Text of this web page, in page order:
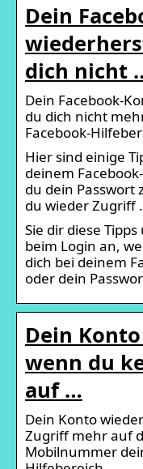
Dein
dich nicht
Dein Facebook-
du dich nicht
Facebook-
Hier sind einige
deinem
du dein Passwort
du wieder Zugriff
Sie dir diese
beim Login an,
dich bei deinem
oder dein
Dein
wenn du
auf …
Dein Konto
Zugriff mehr auf
Mobilnummer